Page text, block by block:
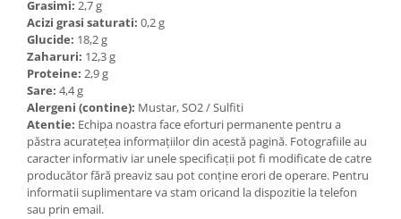
Grasimi: 2,7 g
Acizi grasi saturati: 0,2 g
Glucide: 18,2 g
Zaharuri: 12,3 g
Proteine: 2,9 g
Sare: 4,4 g
Alergeni (contine): Mustar, SO2 / Sulfiti
Atentie: Echipa noastra face eforturi permanente pentru a
păstra acurateţea informaţiilor din acestă pagină. Fotografiile au
caracter informativ iar unele specificaţii pot fi modificate de catre
producător fără preaviz sau pot conţine erori de operare. Pentru
informatii suplimentare va stam oricand la dispozitie la telefon
sau prin email.